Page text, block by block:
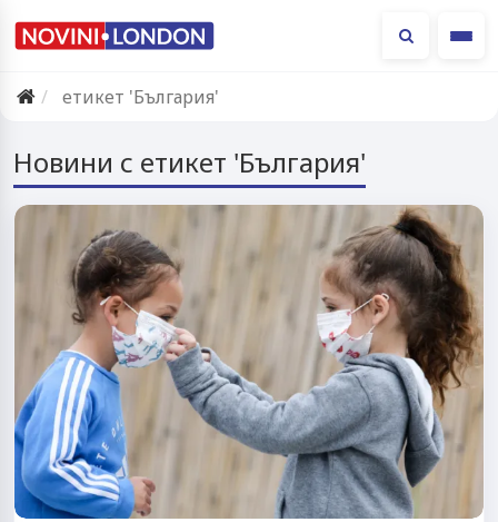
етикет 'България'
Новини с етикет 'България'